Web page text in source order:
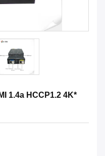
1.4a HCCP1.2 4K*